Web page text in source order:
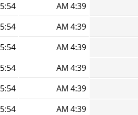
4:39 AM
5:54 AM
4:39 AM
5:54 AM
4:39 AM
5:54 AM
4:39 AM
5:54 AM
4:39 AM
5:54 AM
4:39 AM
5:54 AM